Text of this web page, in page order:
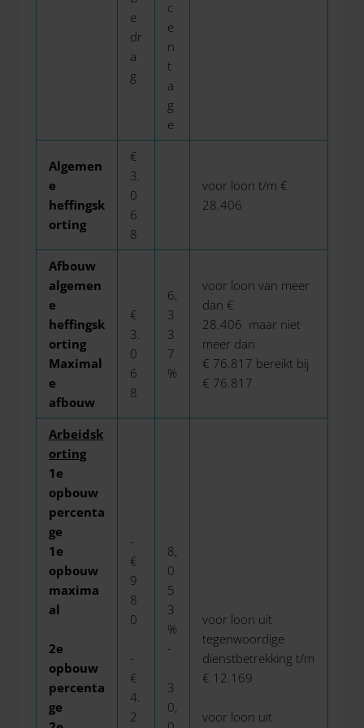
e
dr
a
g
c
e
n
t
a
g
e
Algemen
e
heffingsk
orting
€
3.
0
6
8
voor loon t/m €
28.406
Afbouw
algemen
e
heffingsk
orting
Maximal
e
afbouw
€
3.
0
6
8
6,
3
3
7
%
voor loon van meer
dan €
28.406 maar niet
meer dan
€ 76.817 bereikt bij
€ 76.817
Arbeidsk
orting
1e
opbouw
percenta
ge
1e
opbouw
maxima
al
2e
opbouw
percenta
ge
-
€
9
8
0
-
€
4.
2
8,
0
5
3
%
-
3
0,
voor loon uit
tegenwoordige
dienstbetrekking t/m
€ 12.169
voor loon uit